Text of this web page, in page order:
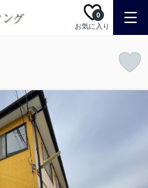
お気に入り
0